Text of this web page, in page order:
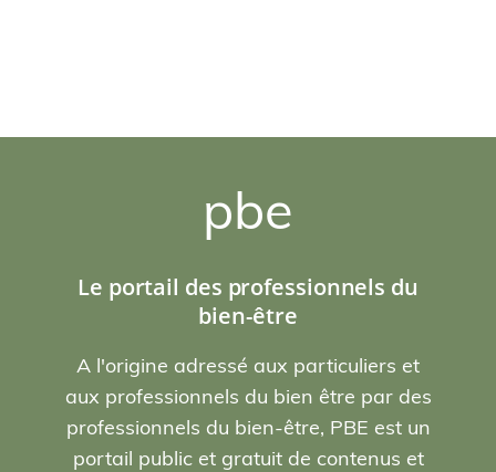
pbe
Le portail des professionnels du
bien-être
A l'origine adressé aux particuliers et
aux professionnels du bien être par des
professionnels du bien-être, PBE est un
portail public et gratuit de contenus et